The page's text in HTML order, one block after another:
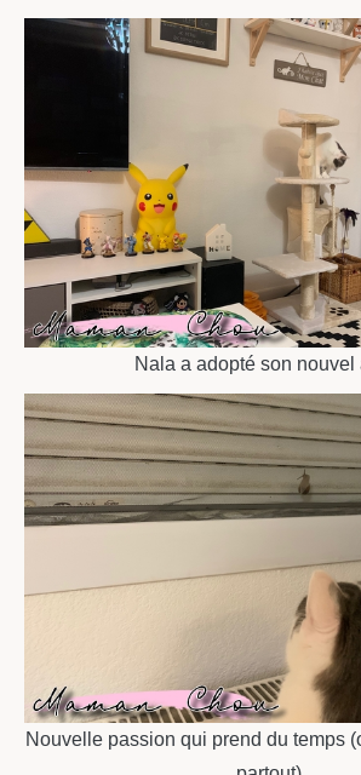
Nala a adopté son nouvel
Nouvelle passion qui prend du temps